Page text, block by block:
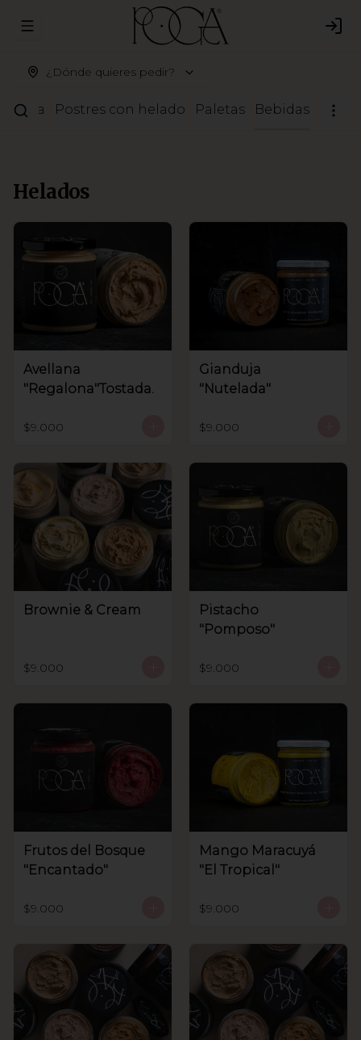
Abrir menu de navegación
¿Dónde quieres pedir?
Postres con helado Paletas Bebidas
Helados
Avellana
"Regalona"Tostada.
$9.000
Gianduja
"Nutelada"
$9.000
Brownie & Cream
$9.000
Pistacho
"Pomposo"
$9.000
Frutos del Bosque
"Encantado"
$9.000
Mango Maracuyá
"El Tropical"
$9.000